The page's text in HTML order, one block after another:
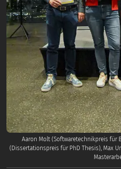
Aaron Molt (Softwaretechnikpreis für
(Dissertationspreis für PhD Thesis), Max